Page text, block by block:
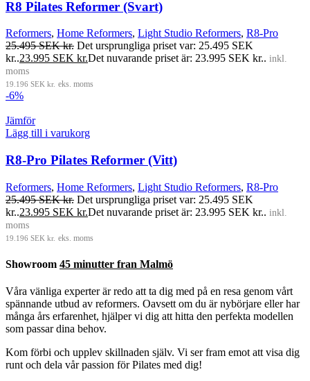
R8 Pilates Reformer (Svart)
Reformers, Home Reformers, Light Studio Reformers, R8-Pro
25.495SEK kr. Det ursprungliga priset var: 25.495 SEK
kr..23.995 SEK kr.Det nuvarande priset är: 23.995 SEK kr.. inkl.
moms
19.196 SEK kr. eks. moms
-6%
Jämför
Lägg till i varukorg
R8-Pro Pilates Reformer (Vitt)
Reformers, Home Reformers, Light Studio Reformers, R8-Pro
25.495SEK kr. Det ursprungliga priset var: 25.495 SEK
kr..23.995 SEK kr.Det nuvarande priset är: 23.995 SEK kr.. inkl.
moms
19.196 SEK kr. eks. moms
Showroom 45 minutter fran Malmö
Våra vänliga experter är redo att ta dig med på en resa genom vårt
spännande utbud av reformers. Oavsett om du är nybörjare eller har
många års erfarenhet, hjälper vi dig att hitta den perfekta modellen
som passar dina behov.
Kom förbi och upplev skillnaden själv. Vi ser fram emot att visa dig
runt och dela vår passion för Pilates med dig!